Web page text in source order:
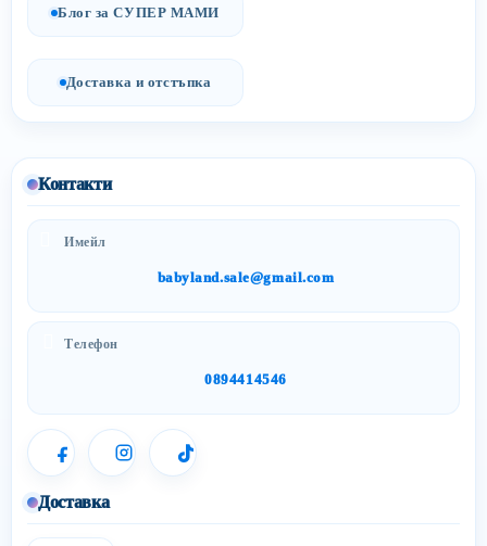
Блог за СУПЕР МАМИ
Доставка и отстъпка
Контакти
Имейл
babyland.sale@gmail.com
Телефон
0894414546
Доставка